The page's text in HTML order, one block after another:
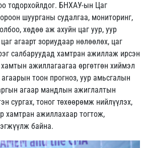
тодорхойлдог. БНХАУ-ын Цаг
шуурганы судалгаа, мониторинг,
хөдөө аж ахуйн цаг уур, уур
агаарт зориудаар нөлөөлөх, цаг
салбаруудад хамтран ажиллаж ирсэн
ажиллагаагаа өргөтгөн хиймэл
тоон прогноз, уур амьсгалын
агаар мандлын ажиглалтын
сургах, тоног төхөөрөмж нийлүүлэх,
хамтран ажиллахаар тогтож,
байна.